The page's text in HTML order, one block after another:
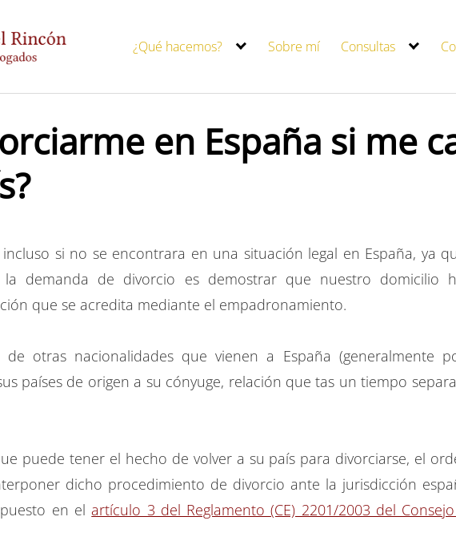
¿Qué hacemos? Sobre mí Consultas
en España si me
si no se encontrara en una situación legal en España, ya
demanda de divorcio es demostrar que nuestro domicilio
que se acredita mediante el empadronamiento.
otras nacionalidades que vienen a España (generalmente
países de origen a su cónyuge, relación que tas un tiempo
puede tener el hecho de volver a su país para divorciarse, el
dicho procedimiento de divorcio ante la jurisdicción
en elartículo 3 del Reglamento (CE) 2201/2003 del